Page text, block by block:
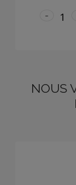
-
NOUS